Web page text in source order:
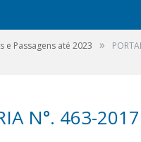
e Passagens até 2023 »
N°. 463-2017